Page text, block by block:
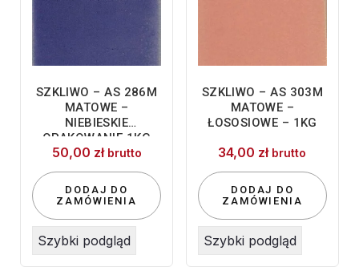
SZKLIWO – AS 286M
MATOWE –
NIEBIESKIE
OPAKOWANIE 1KG
50,00 zł brutto
DODAJ DO
ZAMÓWIENIA
Szybki podgląd
SZKLIWO – AS 303M
MATOWE –
ŁOSOSIOWE – 1KG
34,00 zł brutto
DODAJ DO
ZAMÓWIENIA
Szybki podgląd